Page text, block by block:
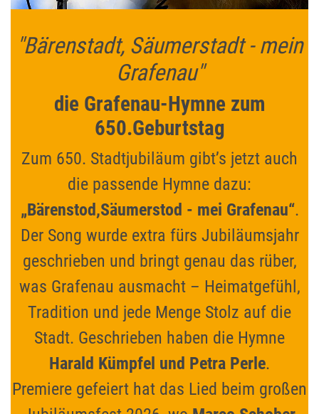
"Bärenstadt, Säumerstadt - mein
Grafenau"
die Grafenau-Hymne zum
650.Geburtstag
Zum 650. Stadtjubiläum gibt’s jetzt auch
die passende Hymne dazu:
„Bärenstod,Säumerstod - mei Grafenau“.
Der Song wurde extra fürs Jubiläumsjahr
geschrieben und bringt genau das rüber,
was Grafenau ausmacht – Heimatgefühl,
Tradition und jede Menge Stolz auf die
Stadt. Geschrieben haben die Hymne
Harald Kümpfel und Petra Perle.
Premiere gefeiert hat das Lied beim großen